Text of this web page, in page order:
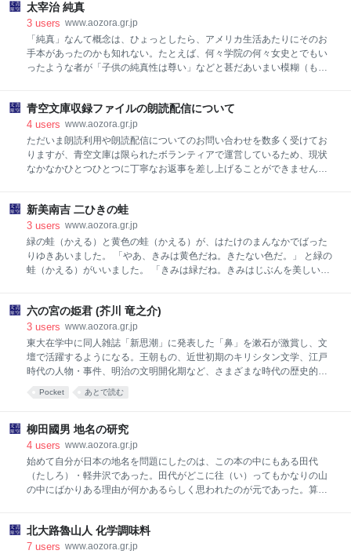
太宰治 純真
3 users www.aozora.gr.jp
「純真」なんて概念は、ひょっとしたら、アメリカ生活あたりにそのお
手本があったのかも知れない。たとえば、何々学院の何々女史とでもい
ったような者が「子供の純真性は尊い」などと甚だあいまい模糊（も
としをして口髭（くちひげ）なんかを生やしていながら「うむ、子供の
純真性は大事だ」などと騒ぐ。親馬鹿というものに酷似している。いい
図ではない。 日本には「誠」という倫理はあっても、「純真」なんて概
念は無かった。人が「純真」と銘打っているものの姿を見ると、たいて
い演技だ。演技でなければ、阿呆である。家の娘は四歳であるが、こと
も倫理の訓練は必要である。 子供か
青空文庫収録ファイルの朗読配信について
4 users www.aozora.gr.jp
ただいま朗読利用や朗読配信についてのお問い合わせを数多く受けてお
りますが、青空文庫は限られたボランティアで運営しているため、現状
なかなかひとつひとつに丁寧なお返事を差し上げることができません。
「青空文庫収録ファイルの取り扱い規準」
（https://www.aozora.gr.jp/guide/kijyunn.html）に従って、どうぞご活用
ください。 「青空文庫FAQ」
（https://www.aozora.gr.jp/guide/aozora_bunko_faq.html#midashi1060
）より 青空文庫に収録されている著作権保護期間満了した作品について
新美南吉 二ひきの蛙
3 users www.aozora.gr.jp
緑の蛙（かえる）と黄色の蛙（かえる）が、はたけのまんなかでばった
りゆきあいました。 「やあ、きみは黄色だね。きたない色だ。」 と緑の
蛙（かえる）がいいました。 「きみは緑だね。きみはじぶんを美しいと
える）はとうとうけんかをはじめました。 緑の蛙（かえる）は黄色の蛙
（かえる）の上にとびかかっていきました。この蛙（かえる）はとびか
かるのが得意（とくい）でありました。 黄色の蛙（かえる）はあとあし
で砂（すな）をけとばしましたので、あいてはたびたび目玉から砂（す
な）をはらわねばなりませんでした。 するとそのとき、寒い風がふいて
もいだしました。蛙（かえる）たちは土の中にもぐって寒い冬をこさね
六の宮の姫君 (芥川 竜之介)
3 users www.aozora.gr.jp
東大在学中に同人雑誌「新思潮」に発表した「鼻」を漱石が激賞し、文
壇で活躍するようになる。王朝もの、近世初期のキリシタン文学、江戸
時代の人物・事件、明治の文明開化期など、さまざまな時代の歴史的文
献に題材をとり、スタイルや文体を使い分けたたくさんの短編小説を書
いた。体力の衰えと「ぼんやりした不安」から自殺。その死は大正時代
Pocket あとで読む
柳田國男 地名の研究
4 users www.aozora.gr.jp
始めて自分が日本の地名を問題にしたのは、この本の中にもある田代
（たしろ）・軽井沢であった。田代がどこに往（い）ってもかなりの山
の中にばかりある理由が何かあるらしく思われたのが元であった。算
んない。むしろあまりに小さくかつ煩瑣（はんさ）なる仕事であるがゆ
えに、多くの人がこれに入ってみようとしなかったのである。私は境涯
北大路魯山人 化学調味料
7 users www.aozora.gr.jp